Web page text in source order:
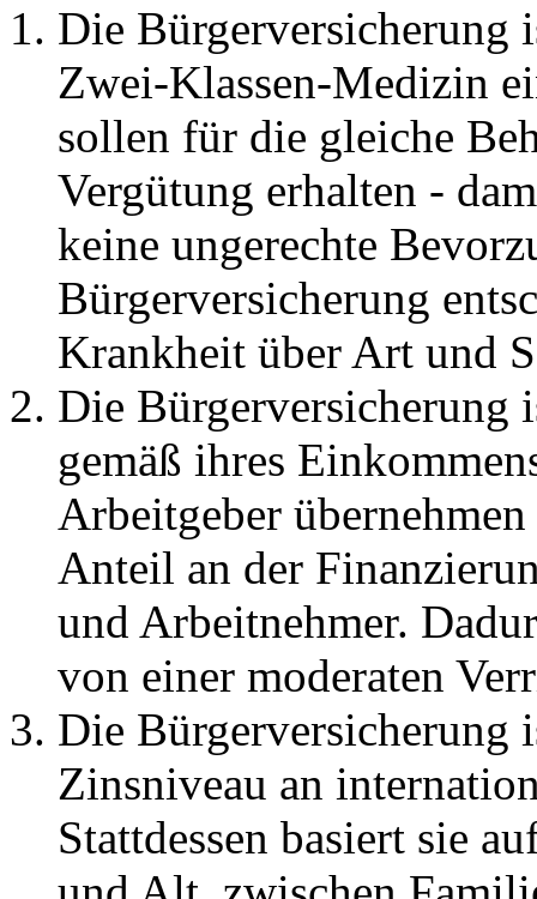
Die Bürgerversicherung
Zwei-Klassen-Medizin
sollen für die gleiche
Vergütung erhalten -
keine ungerechte
Bürgerversicherung
Krankheit über Art und
Die
gemäß ihres
Arbeitgeber
Anteil an der
und Arbeitnehmer.
von einer moderaten
Die
Zinsniveau an
Stattdessen basiert sie